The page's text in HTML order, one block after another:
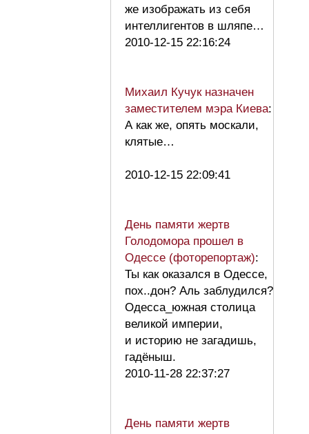
же изображать из себя
интеллигентов в шляпе…
2010-12-15 22:16:24
Михаил Кучук назначен
заместителем мэра Киева:
А как же, опять москали,
клятые…
2010-12-15 22:09:41
День памяти жертв
Голодомора прошел в
Одессе (фоторепортаж):
Ты как оказался в Одессе,
пох..дон? Аль заблудился?
Одесса_южная столица
великой империи,
и историю не загадишь,
гадёныш.
2010-11-28 22:37:27
День памяти жертв